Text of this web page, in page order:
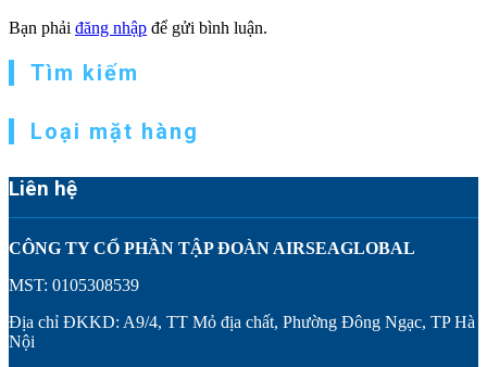
Bạn phải đăng nhập để gửi bình luận.
Tìm kiếm
Loại mặt hàng
Liên hệ
CÔNG TY CỔ PHẦN TẬP ĐOÀN AIRSEAGLOBAL
MST: 0105308539
Địa chỉ ĐKKD: A9/4, TT Mỏ địa chất, Phường Đông Ngạc, TP Hà
Nội